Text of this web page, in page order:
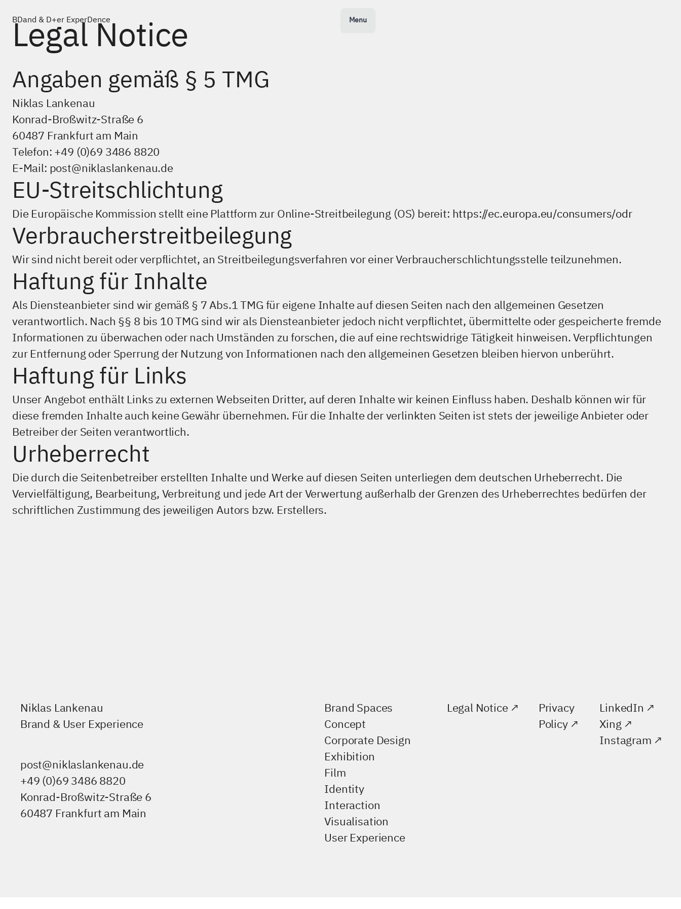
Brand & User Experience Menu
Work
About
Legal Notice
Privacy Policy
post@niklaslankenau.de
+49 (0)69 3486 8820
60487 Frankfurt am Main
LinkedIn
Xing
Legal Notice
Angaben gemäß § 5 TMG
Niklas Lankenau
Konrad-Broßwitz-Straße 6
60487 Frankfurt am Main
Telefon: +49 (0)69 3486 8820
E-Mail: post@niklaslankenau.de
EU-Streitschlichtung
Die Europäische Kommission stellt eine Plattform zur Online-Streitbeilegung (OS) bereit: https://ec.europa.eu/consumers/odr
Verbraucherstreitbeilegung
Wir sind nicht bereit oder verpflichtet, an Streitbeilegungsverfahren vor einer Verbraucherschlichtungsstelle teilzunehmen.
Haftung für Inhalte
Als Diensteanbieter sind wir gemäß § 7 Abs.1 TMG für eigene Inhalte auf diesen Seiten nach den allgemeinen Gesetzen
verantwortlich. Nach §§ 8 bis 10 TMG sind wir als Diensteanbieter jedoch nicht verpflichtet, übermittelte oder gespeicherte fremde
Informationen zu überwachen oder nach Umständen zu forschen, die auf eine rechtswidrige Tätigkeit hinweisen. Verpflichtungen
zur Entfernung oder Sperrung der Nutzung von Informationen nach den allgemeinen Gesetzen bleiben hiervon unberührt.
Haftung für Links
Unser Angebot enthält Links zu externen Webseiten Dritter, auf deren Inhalte wir keinen Einfluss haben. Deshalb können wir für
diese fremden Inhalte auch keine Gewähr übernehmen. Für die Inhalte der verlinkten Seiten ist stets der jeweilige Anbieter oder
Betreiber der Seiten verantwortlich.
Urheberrecht
Die durch die Seitenbetreiber erstellten Inhalte und Werke auf diesen Seiten unterliegen dem deutschen Urheberrecht. Die
Vervielfältigung, Bearbeitung, Verbreitung und jede Art der Verwertung außerhalb der Grenzen des Urheberrechtes bedürfen der
schriftlichen Zustimmung des jeweiligen Autors bzw. Erstellers.
Niklas Lankenau
Brand & User Experience
post@niklaslankenau.de
+49 (0)69 3486 8820
Konrad-Broßwitz-Straße 6
60487 Frankfurt am Main
Brand Spaces
Concept
Corporate Design
Exhibition
Film
Identity
Interaction
Visualisation
User Experience
Legal Notice
Privacy
Policy
LinkedIn
Xing
Instagram